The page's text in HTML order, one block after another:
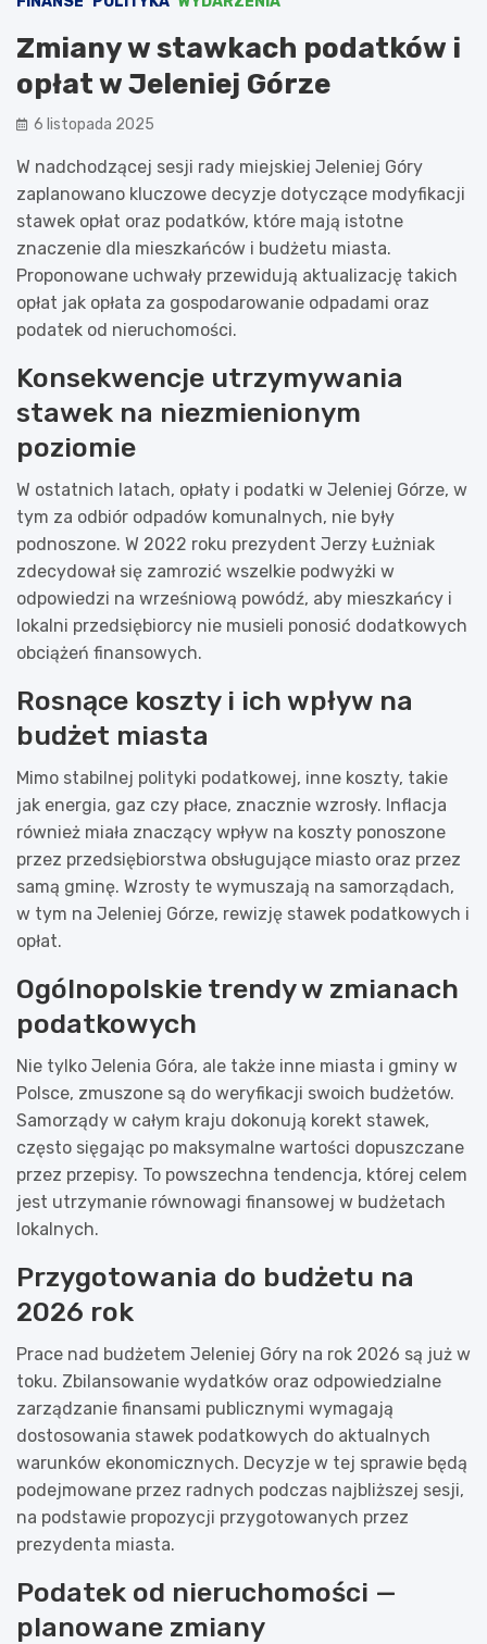
Zmiany w stawkach podatków i
opłat w Jeleniej Górze
6 listopada 2025
W nadchodzącej sesji rady miejskiej Jeleniej Góry
zaplanowano kluczowe decyzje dotyczące modyfikacji
stawek opłat oraz podatków, które mają istotne
znaczenie dla mieszkańców i budżetu miasta.
Proponowane uchwały przewidują aktualizację takich
opłat jak opłata za gospodarowanie odpadami oraz
podatek od nieruchomości.
Konsekwencje utrzymywania
stawek na niezmienionym
poziomie
W ostatnich latach, opłaty i podatki w Jeleniej Górze, w
tym za odbiór odpadów komunalnych, nie były
podnoszone. W 2022 roku prezydent Jerzy Łużniak
zdecydował się zamrozić wszelkie podwyżki w
odpowiedzi na wrześniową powódź, aby mieszkańcy i
lokalni przedsiębiorcy nie musieli ponosić dodatkowych
obciążeń finansowych.
Rosnące koszty i ich wpływ na
budżet miasta
Mimo stabilnej polityki podatkowej, inne koszty, takie
jak energia, gaz czy płace, znacznie wzrosły. Inflacja
również miała znaczący wpływ na koszty ponoszone
przez przedsiębiorstwa obsługujące miasto oraz przez
samą gminę. Wzrosty te wymuszają na samorządach,
w tym na Jeleniej Górze, rewizję stawek podatkowych i
opłat.
Ogólnopolskie trendy w zmianach
podatkowych
Nie tylko Jelenia Góra, ale także inne miasta i gminy w
Polsce, zmuszone są do weryfikacji swoich budżetów.
Samorządy w całym kraju dokonują korekt stawek,
często sięgając po maksymalne wartości dopuszczane
przez przepisy. To powszechna tendencja, której celem
jest utrzymanie równowagi finansowej w budżetach
lokalnych.
Przygotowania do budżetu na
2026 rok
Prace nad budżetem Jeleniej Góry na rok 2026 są już w
toku. Zbilansowanie wydatków oraz odpowiedzialne
zarządzanie finansami publicznymi wymagają
dostosowania stawek podatkowych do aktualnych
warunków ekonomicznych. Decyzje w tej sprawie będą
podejmowane przez radnych podczas najbliższej sesji,
na podstawie propozycji przygotowanych przez
prezydenta miasta.
Podatek od nieruchomości —
planowane zmiany